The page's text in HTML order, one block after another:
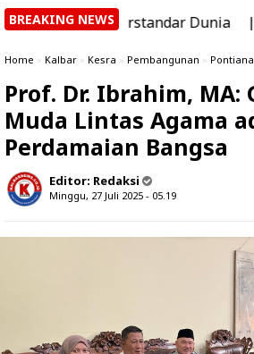
BREAKING NEWS
Berstandar Dunia | BMKG
Home » Kalbar » Kesra » Pembangunan »
Prof. Dr. Ibrahim, MA:
Muda Lintas Agama
Perdamaian Bangsa
Editor: Redaksi
Minggu, 27 Juli 2025 - 05.19